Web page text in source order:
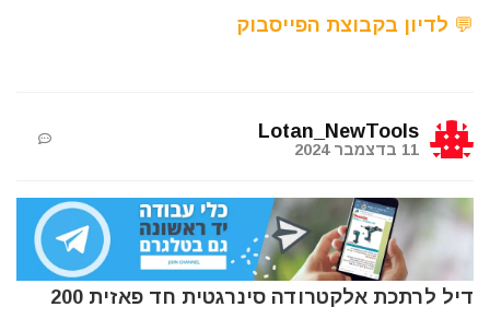
💬 לדיון בקבוצת הפייסבוק
Lotan_NewTools
11 בדצמבר 2024
דיל לרתכת אלקטרודה סינרגטית חד פאזית 200